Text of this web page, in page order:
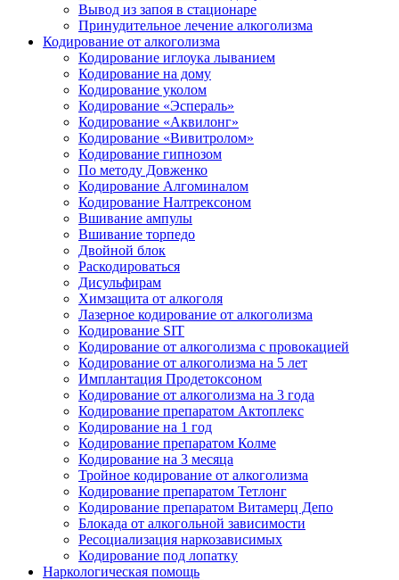
Вывод из запоя в стационаре
Принудительное лечение алкоголизма
Кодирование от алкоголизма
Кодирование иглоука лыванием
Кодирование на дому
Кодирование уколом
Кодирование «Эспераль»
Кодирование «Аквилонг»
Кодирование «Вивитролом»
Кодирование гипнозом
По методу Довженко
Кодирование Алгоминалом
Кодирование Налтрексоном
Вшивание ампулы
Вшивание торпедо
Двойной блок
Раскодироваться
Дисульфирам
Химзащита от алкоголя
Лазерное кодирование от алкоголизма
Кодирование SIT
Кодирование от алкоголизма с провокацией
Кодирование от алкоголизма на 5 лет
Имплантация Продетоксоном
Кодирование от алкоголизма на 3 года
Кодирование препаратом Актоплекс
Кодирование на 1 год
Кодирование препаратом Колме
Кодирование на 3 месяца
Тройное кодирование от алкоголизма
Кодирование препаратом Тетлонг
Кодирование препаратом Витамерц Депо
Блокада от алкогольной зависимости
Ресоциализация наркозависимых
Кодирование под лопатку
Наркологическая помощь